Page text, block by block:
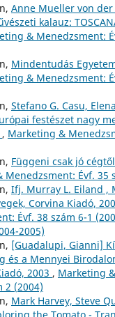
Anne Mueller von der
kalauz:
& Menedzsment:
Mindentudás
& Menedzsment:
Stefano G. Casu,
festészet nagy
, Marketing &
Függeni csak jó
Menedzsment: Évf. 35
Ifj. Murray L. Eiland ,
Corvina Kiadó,
Évf. 38 szám 6-1
2005)
[Guadalupi, Gianni]
és a Mennyei
2003 , Marketing
2 (2004)
Mark Harvey, Steve
the Tomato -